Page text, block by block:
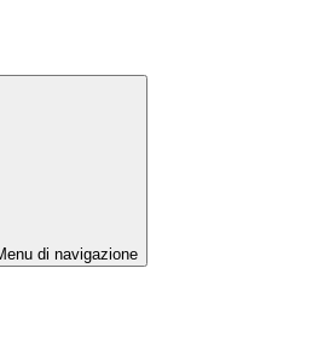
di navigazione